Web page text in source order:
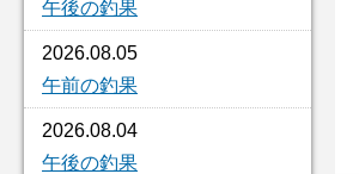
午後の釣果
2026.08.05
午前の釣果
2026.08.04
午後の釣果